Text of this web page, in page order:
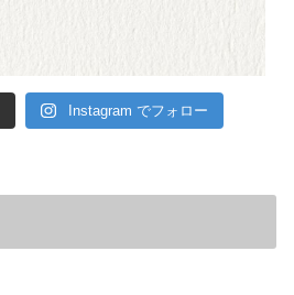
Instagram でフォロー